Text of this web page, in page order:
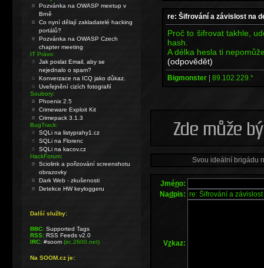
re: Šifrování a závislost na
Proč to šifrovat takhle,
hash.
A délka hesla ti
(odpovědět)
Bigmonster | 89.102.229.*
Svou ideální brigádu
Jméno:
Nadpis:
Vzkaz:
Pozvánka na OWASP meetup v
Brně
Co nyní dělají zakladatelé hacking
portálů?
Pozvánka na OWASP Czech
chapter meeting
IT Právo:
Jak poslat Email, aby se
nejednalo o spam?
Konverzace na ICQ jako důkaz.
Uveřejnění cizích fotografií
Soubory:
Phoenix 2.5
Crimeware Exploit Kit
Crimepack 3.1.3
BugTrack:
SQLi na listyprahy1.cz
SQLi na Florenc
SQLi na kacov.cz
HackForum:
Sciolink a pořizování screenshotu
obrazovky
Dark Web - zkušenosti
Detekce HW keyloggeru
Další služby:
BBC: Supported Tags
RSS: RSS Feeds v2.0
IRC: #soom(irc.2600.net)
Na SOOM.cz je: